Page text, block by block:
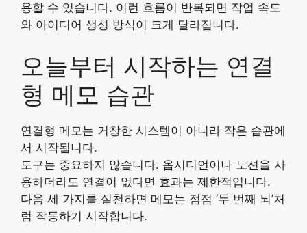
용할 수 있습니다. 이런 흐름이 반복되면 작업 속도
와 아이디어 생성 방식이 크게 달라집니다.
오늘부터 시작하는 연결
형 메모 습관
연결형 메모는 거창한 시스템이 아니라 작은 습관에
서 시작됩니다.
도구는 중요하지 않습니다. 옵시디언이나 노션을 사
용하더라도 연결이 없다면 효과는 제한적입니다.
다음 세 가지를 실천하면 메모는 점점 ‘두 번째 뇌’처
럼 작동하기 시작합니다.